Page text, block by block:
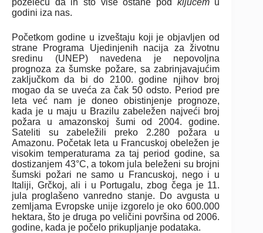
godini iza nas.
Početkom godine u izveštaju koji je objavljen od
strane Programa Ujedinjenih nacija za životnu
sredinu (UNEP) navedena je nepovoljna
prognoza za šumske požare, sa zabrinjavajućim
zaključkom da bi do 2100. godine njihov broj
mogao da se uveća za čak 50 odsto. Period pre
leta već nam je doneo obistinjenje prognoze,
kada je u maju u Brazilu zabeležen najveći broj
požara u amazonskoj šumi od 2004. godine.
Sateliti su zabeležili preko 2.280 požara u
Amazonu. Početak leta u Francuskoj obeležen je
visokim temperaturama za taj period godine, sa
dostizanjem 43°C, a tokom jula beleženi su brojni
šumski požari ne samo u Francuskoj, nego i u
Italiji, Grčkoj, ali i u Portugalu, zbog čega je 11.
jula proglašeno vanredno stanje. Do avgusta u
zemljama Evropske unije izgorelo je oko 600.000
hektara, što je druga po veličini površina od 2006.
godine, kada je počelo prikupljanje podataka.